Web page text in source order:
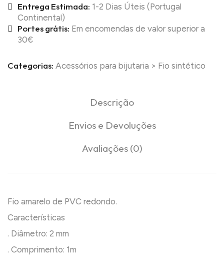
Entrega Estimada: 1-2 Dias Úteis (Portugal
Continental)
Portes grátis: Em encomendas de valor superior a
30€
Categorias: Acessórios para bijutaria > Fio sintético
Descrição
Envios e Devoluções
Avaliações (0)
Fio amarelo de PVC redondo.
Características
. Diâmetro: 2 mm
. Comprimento: 1m